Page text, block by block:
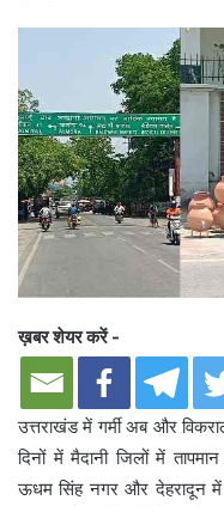
ख़बर शेयर करें -
उत्तराखंड में गर्मी अब और
दिनों में मैदानी जिलों में
ऊधम सिंह नगर और देहरादून में